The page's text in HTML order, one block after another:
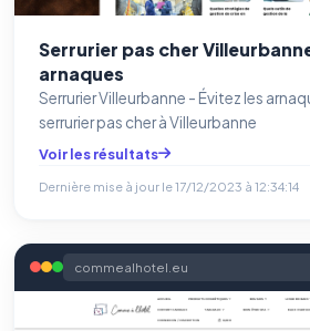
Serrurier pas cher
arnaques
Serrurier Villeurbanne - Évitez les
serrurier pas cher à Villeurbanne
Voir les résultats
Dernière mise à jour le17/12/2023 à 12:34:14
commealhotel.eu